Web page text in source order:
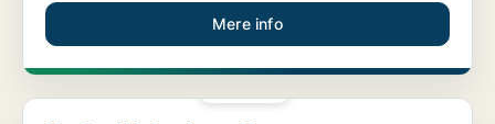
Mere info
Kontor i København K